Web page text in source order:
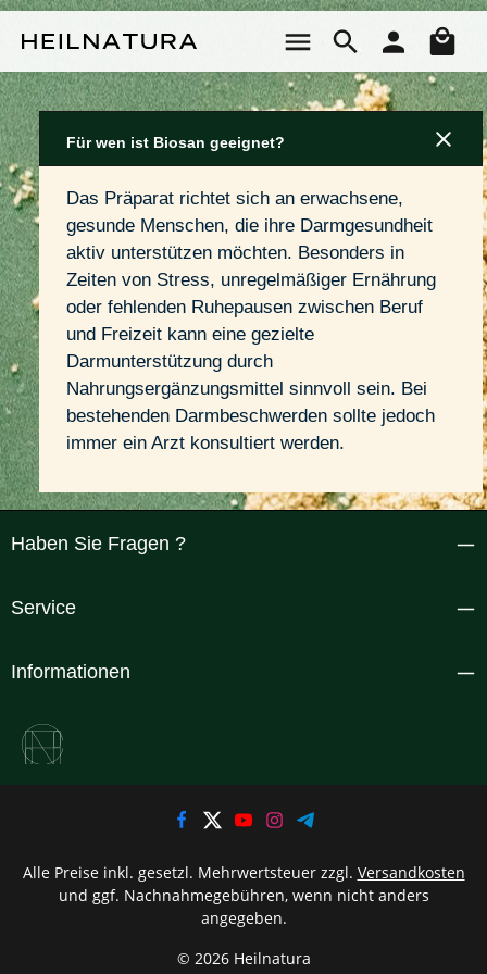
Für wen ist Biosan geeignet?
Das Präparat richtet sich an erwachsene,
gesunde Menschen, die ihre Darmgesundheit
aktiv unterstützen möchten. Besonders in
Zeiten von Stress, unregelmäßiger Ernährung
oder fehlenden Ruhepausen zwischen Beruf
und Freizeit kann eine gezielte
Darmunterstützung durch
Nahrungsergänzungsmittel sinnvoll sein. Bei
bestehenden Darmbeschwerden sollte jedoch
immer ein Arzt konsultiert werden.
Haben Sie Fragen ?
Service
Informationen
© 2026 Heilnatura
Alle Preise inkl. gesetzl. Mehrwertsteuer zzgl. Versandkosten
und ggf. Nachnahmegebühren, wenn nicht anders
angegeben.